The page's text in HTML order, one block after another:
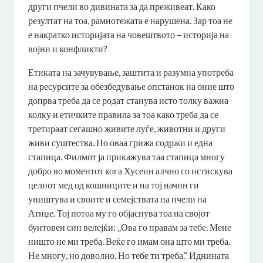
други пчели во дивината за да преживеат. Како
резултат на тоа, рамнотежата е нарушена. Зар тоа не
е накратко историјата на човештвото – историја на
војни и конфликти?
Етиката на зачувување, заштита и разумна употреба
на ресурсите за обезбедување опстанок на оние што
допрва треба да се родат станува исто толку важна
колку и етичките правила за тоа како треба да се
третираат сегашно живите луѓе, животни и други
живи суштества. Но оваа грижа содржи и една
стапица. Филмот ја прикажува таа стапица многу
добро во моментот кога Хусеин алчно го истискува
целиот мед од кошниците и на тој начин ги
уништува и своите и семејствата на пчели на
Атиџе. Тој потоа му го објаснува тоа на својот
бунтовен син велејќи: „Ова го правам за тебе. Мене
ништо не ми треба. Веќе го имам она што ми треба.
Не многу, но доволно. Но тебе ти треба.“ Иднината